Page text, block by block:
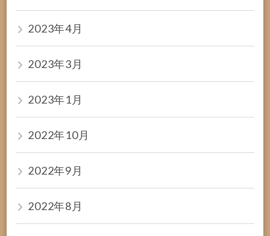
2023年4月
2023年3月
2023年1月
2022年10月
2022年9月
2022年8月